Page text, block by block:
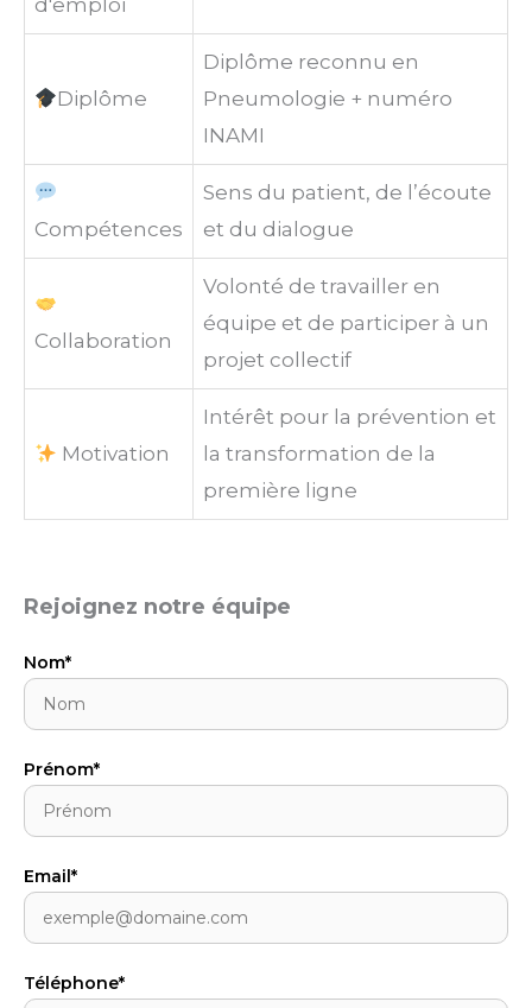
d'emploi
Diplôme
Diplôme reconnu en
Pneumologie + numéro
INAMI
Compétences
Sens du patient, de l’écoute
et du dialogue
Collaboration
Volonté de travailler en
équipe et de participer à un
projet collectif
Motivation
Intérêt pour la prévention et
la transformation de la
première ligne
Rejoignez notre équipe
Nom*
Prénom*
Email*
Téléphone*